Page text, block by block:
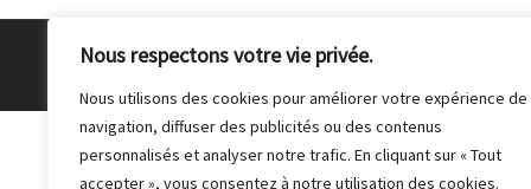
Nous respectons votre vie privée.
Nous utilisons des cookies pour améliorer votre expérience de
navigation, diffuser des publicités ou des contenus
personnalisés et analyser notre trafic. En cliquant sur « Tout
accepter », vous consentez à notre utilisation des cookies.
© 2026Club Photo de Malakoff